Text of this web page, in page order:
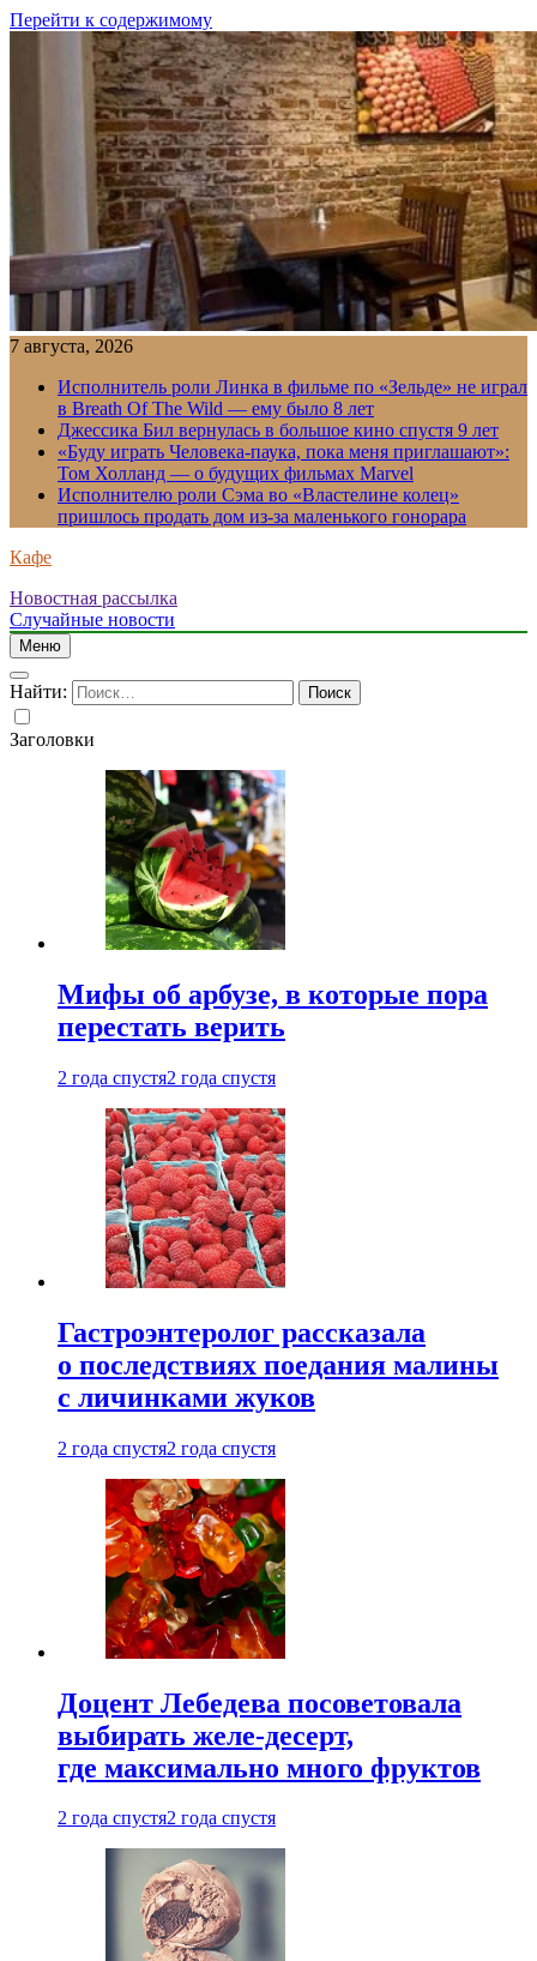
Перейти к содержимому
7 августа, 2026
Исполнитель роли Линка в фильме по «Зельде» не играл
в Breath Of The Wild — ему было 8 лет
Джессика Бил вернулась в большое кино спустя 9 лет
«Буду играть Человека-паука, пока меня приглашают»:
Том Холланд — о будущих фильмах Marvel
Исполнителю роли Сэма во «Властелине колец»
пришлось продать дом из-за маленького гонорара
Кафе
Новостная рассылка
Случайные новости
Меню
Найти:
Заголовки
Мифы об арбузе, в которые пора
перестать верить
2 года спустя2 года спустя
Гастроэнтеролог рассказала
о последствиях поедания малины
с личинками жуков
2 года спустя2 года спустя
Доцент Лебедева посоветовала
выбирать желе-десерт,
где максимально много фруктов
2 года спустя2 года спустя